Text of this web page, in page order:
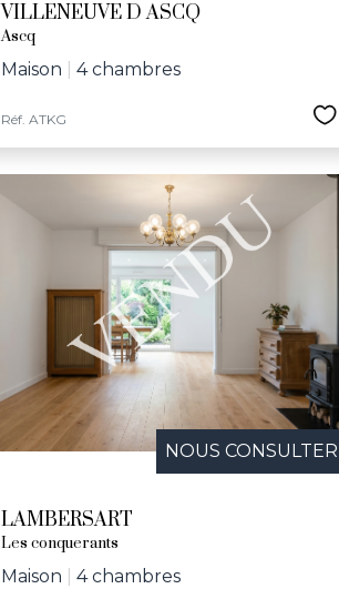
VILLENEUVE D ASCQ
Ascq
Maison 4 chambres
Réf. ATKG
NOUS CONSULTER
LAMBERSART
Les conquerants
Maison 4 chambres